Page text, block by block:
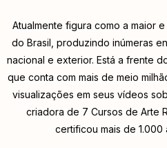
Atualmente figura como a maior
do Brasil, produzindo inúmeras
nacional e exterior. Está a frente
que conta com mais de meio
visualizações em seus vídeos
criadora de 7 Cursos de Arte
certificou mais de 1.000